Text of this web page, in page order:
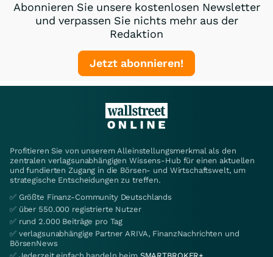
Abonnieren Sie unsere kostenlosen Newsletter
und verpassen Sie nichts mehr aus der
Redaktion
Jetzt abonnieren!
Profitieren Sie von unserem Alleinstellungsmerkmal als den
zentralen verlagsunabhängigen Wissens-Hub für einen aktuellen
und fundierten Zugang in die Börsen- und Wirtschaftswelt, um
strategische Entscheidungen zu treffen.
✅ Größte Finanz-Community Deutschlands
✅ über 550.000 registrierte Nutzer
✅ rund 2.000 Beiträge pro Tag
✅ verlagsunabhängige Partner ARIVA, FinanzNachrichten und
BörsenNews